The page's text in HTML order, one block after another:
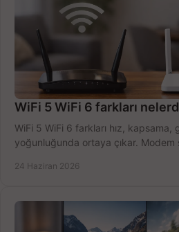
WiFi 5 WiFi 6 farkları
WiFi 5 WiFi 6 farkları hız,
yoğunluğunda ortaya çıkar.
24 Haziran 2026